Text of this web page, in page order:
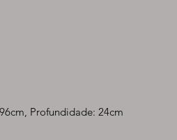
Profundidade: 24cm